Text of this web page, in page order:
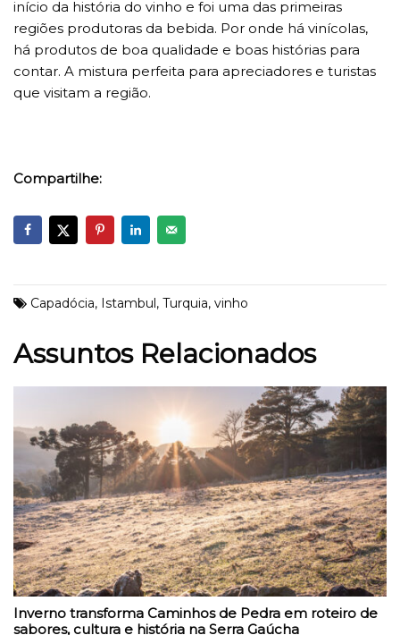
início da história do vinho e foi uma das primeiras
regiões produtoras da bebida. Por onde há vinícolas,
há produtos de boa qualidade e boas histórias para
contar. A mistura perfeita para apreciadores e turistas
que visitam a região.
Compartilhe:
Capadócia, Istambul, Turquia, vinho
Assuntos Relacionados
Inverno transforma Caminhos de Pedra em roteiro de
sabores, cultura e história na Serra Gaúcha